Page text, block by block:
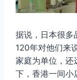
据说，日本很多
120年对他们来
家庭为单位，还
下，香港一间小
取消